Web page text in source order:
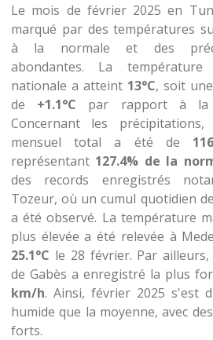
Le mois de février 2025 en
marqué par des températures
à la normale et des
abondantes. La température
nationale a atteint 13°C, soit
de +1.1°C par rapport à la
Concernant les
mensuel total a été de
représentant 127.4% de la
des records enregistrés
Tozeur, où un cumul quotidien de
a été observé. La température
plus élevée a été relevée à
25.1°C le 28 février. Par
de Gabès a enregistré la plus
km/h. Ainsi, février 2025 s'est
humide que la moyenne, avec
forts.